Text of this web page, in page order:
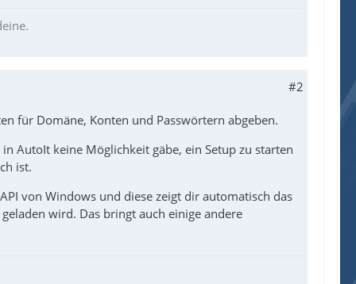
#2
für Domäne, Konten und Passwörtern abgeben.
AutoIt keine Möglichkeit gäbe, ein Setup zu starten
ist.
von Windows und diese zeigt dir automatisch das
wird. Das bringt auch einige andere